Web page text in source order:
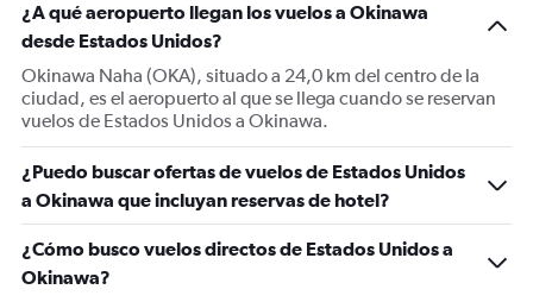
Y
axis
displaying
values.
Range:
0
1800.
¿A qué aeropuerto llegan los vuelos a Okinawa
desde Estados Unidos?
Okinawa Naha (OKA), situado a 24,0 km del centro de la
ciudad, es el aeropuerto al que se llega cuando se reservan
vuelos de Estados Unidos a Okinawa.
¿Puedo buscar ofertas de vuelos de Estados Unidos
a Okinawa que incluyan reservas de hotel?
¿Cómo busco vuelos directos de Estados Unidos a
Okinawa?